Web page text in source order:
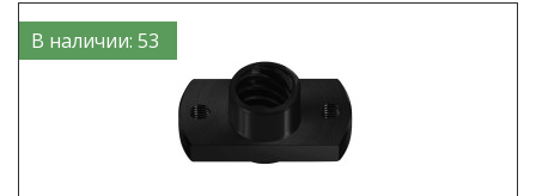
В наличии: 53